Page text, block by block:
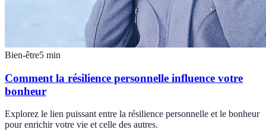
Bien-être5 min
Comment la résilience personnelle influence votre
bonheur
Explorez le lien puissant entre la résilience personnelle et le bonheur
pour enrichir votre vie et celle des autres.